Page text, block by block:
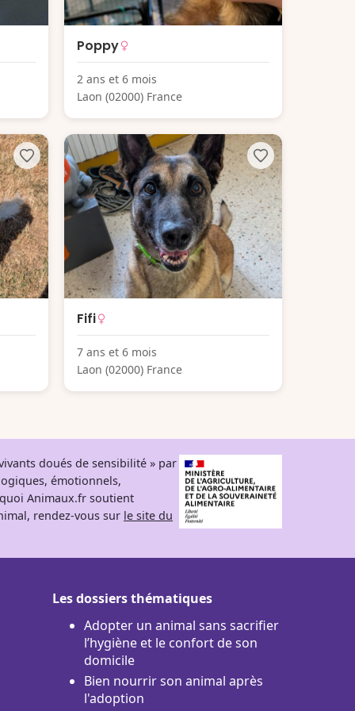
Poppy
2 ans et 6 mois
Laon (02000) France
Fifi
7 ans et 6 mois
Laon (02000) France
doués de sensibilité » par
émotionnels,
Animaux.fr soutient
rendez-vous sur le site du
Les dossiers thématiques
Adopter un animal sans sacrifier
l’hygiène et le confort de son
domicile
Bien nourrir son animal après
l'adoption